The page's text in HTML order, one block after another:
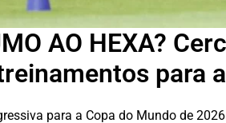
AO HEXA?
para
para a Copa do Mundo de